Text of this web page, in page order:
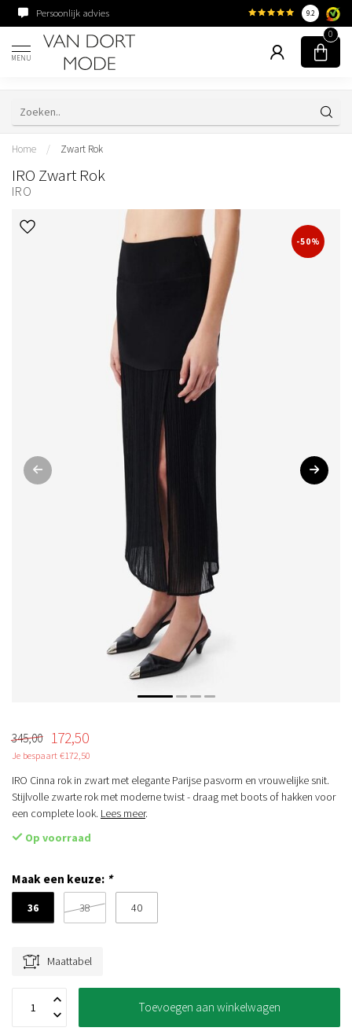
Persoonlijk advies Familiebedrijf sinds
9.2
MENU
0
Home / Zwart Rok
IRO Zwart Rok
IRO
-50%
345,00 172,50
Je bespaart €172,50
IRO Cinna rok in zwart met elegante Parijse pasvorm en vrouwelijke snit.
Stijlvolle zwarte rok met moderne twist - draag met boots of hakken voor
een complete look. Lees meer.
Op voorraad
Maak een keuze: *
36 38 40
Maattabel
Toevoegen aan winkelwagen